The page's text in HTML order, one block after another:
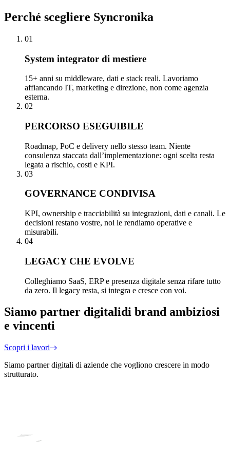
Perché scegliere Syncronika
01
System integrator di mestiere
15+ anni su middleware, dati e stack reali. Lavoriamo
affiancando IT, marketing e direzione, non come agenzia
esterna.
02
PERCORSO ESEGUIBILE
Roadmap, PoC e delivery nello stesso team. Niente
consulenza staccata dall’implementazione: ogni scelta resta
legata a rischio, costi e KPI.
03
GOVERNANCE CONDIVISA
KPI, ownership e tracciabilità su integrazioni, dati e canali. Le
decisioni restano vostre, noi le rendiamo operative e
misurabili.
04
LEGACY CHE EVOLVE
Colleghiamo SaaS, ERP e presenza digitale senza rifare tutto
da zero. Il legacy resta, si integra e cresce con voi.
Siamo partner digitalidi brand ambiziosi
e vincenti
Scopri i lavori
Siamo partner digitali di aziende che vogliono crescere in modo
strutturato.